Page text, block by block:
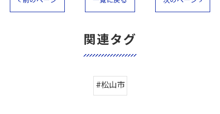
関連タグ
#松山市